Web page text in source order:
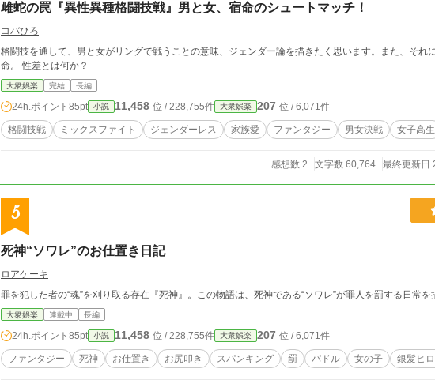
雌蛇の罠『異性異種格闘技戦』男と女、宿命のシュートマッチ！
コバひろ
格闘技を通して、男と女がリングで戦うことの意味、ジェンダー論を描きたく思います。また、それ
命。 性差とは何か？
大衆娯楽 完結 長編
24h.ポイント 85pt 小説 11,458 位 / 228,755件 大衆娯楽 207 位 / 6,071件
格闘技戦 ミックスファイト ジェンダーレス 家族愛 ファンタジー 男女決戦 女子高生
感想数 2 文字数 60,764 最終更新日
5
死神“ソワレ”のお仕置き日記
ロアケーキ
罪を犯した者の“魂”を刈り取る存在『死神』。この物語は、死神である“ソワレ”が罪人を罰する日常を
大衆娯楽 連載中 長編
24h.ポイント 85pt 小説 11,458 位 / 228,755件 大衆娯楽 207 位 / 6,071件
ファンタジー 死神 お仕置き お尻叩き スパンキング 罰 パドル 女の子 銀髪ヒ